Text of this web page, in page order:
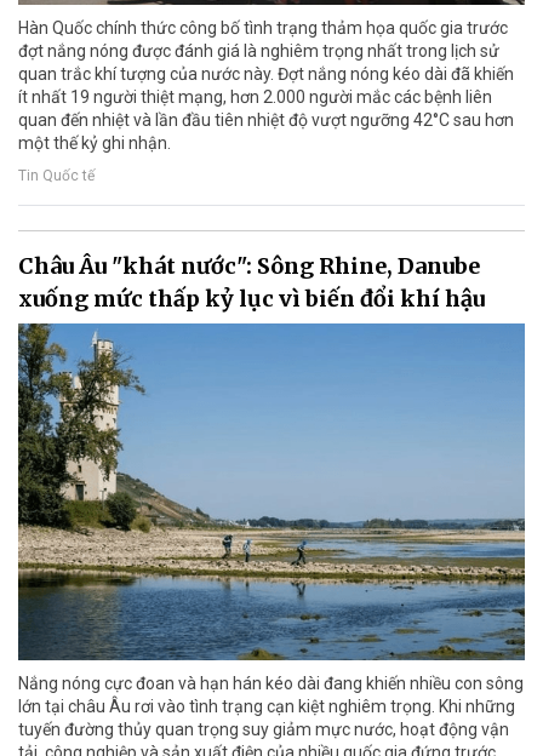
Hàn Quốc chính thức công bố tình trạng thảm họa quốc gia trước
đợt nắng nóng được đánh giá là nghiêm trọng nhất trong lịch sử
quan trắc khí tượng của nước này. Đợt nắng nóng kéo dài đã khiến
ít nhất 19 người thiệt mạng, hơn 2.000 người mắc các bệnh liên
quan đến nhiệt và lần đầu tiên nhiệt độ vượt ngưỡng 42°C sau hơn
một thế kỷ ghi nhận.
Tin Quốc tế
Châu Âu "khát nước": Sông Rhine, Danube
xuống mức thấp kỷ lục vì biến đổi khí hậu
Nắng nóng cực đoan và hạn hán kéo dài đang khiến nhiều con sông
lớn tại châu Âu rơi vào tình trạng cạn kiệt nghiêm trọng. Khi những
tuyến đường thủy quan trọng suy giảm mực nước, hoạt động vận